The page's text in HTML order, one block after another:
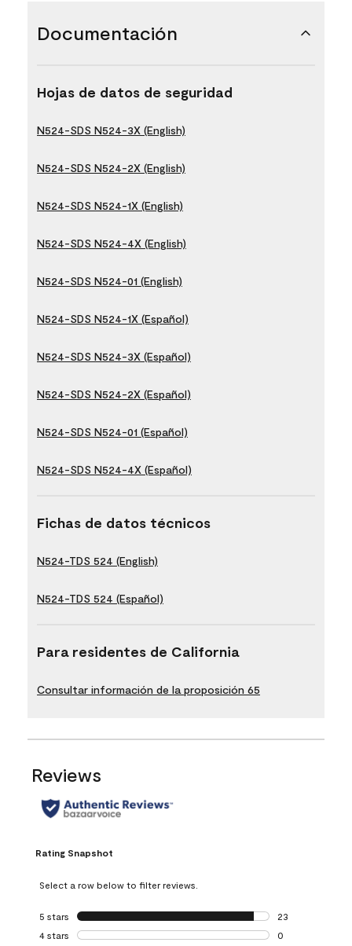
Documentación
Hojas de datos de seguridad
N524-SDS N524-3X (English)
N524-SDS N524-2X (English)
N524-SDS N524-1X (English)
N524-SDS N524-4X (English)
N524-SDS N524-01 (English)
N524-SDS N524-1X (Español)
N524-SDS N524-3X (Español)
N524-SDS N524-2X (Español)
N524-SDS N524-01 (Español)
N524-SDS N524-4X (Español)
Fichas de datos técnicos
N524-TDS 524 (English)
N524-TDS 524 (Español)
Para residentes de California
Consultar información de la proposición 65
Reviews
Rating Snapshot
Select a row below to filter reviews.
5 stars stars
23
23 reviews with
4 stars stars
0